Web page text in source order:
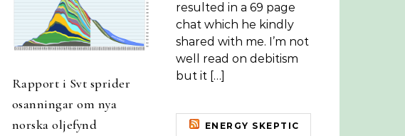
Rapport i Svt sprider
osanningar om nya
norska oljefynd
resulted in a 69 page
chat which he kindly
shared with me. I’m not
well read on debitism
but it […]
ENERGY SKEPTIC